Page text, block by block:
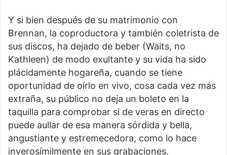
Y si bien después de su matrimonio con
Brennan, la coproductora y también coletrista de
sus discos, ha dejado de beber (Waits, no
Kathleen) de modo exultante y su vida ha sido
plácidamente hogareña, cuando se tiene
oportunidad de oírlo en vivo, cosa cada vez más
extraña, su público no deja un boleto en la
taquilla para comprobar si de veras en directo
puede aullar de esa manera sórdida y bella,
angustiante y estremecedora, como lo hace
inverosímilmente en sus grabaciones.